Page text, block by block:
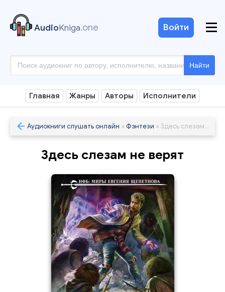
AudioKniga.one
Найти
Войти
Главная Жанры Авторы Исполнители
Аудиокниги слушать онлайн » Фэнтези » Здесь слезам не верят
Здесь слезам не верят